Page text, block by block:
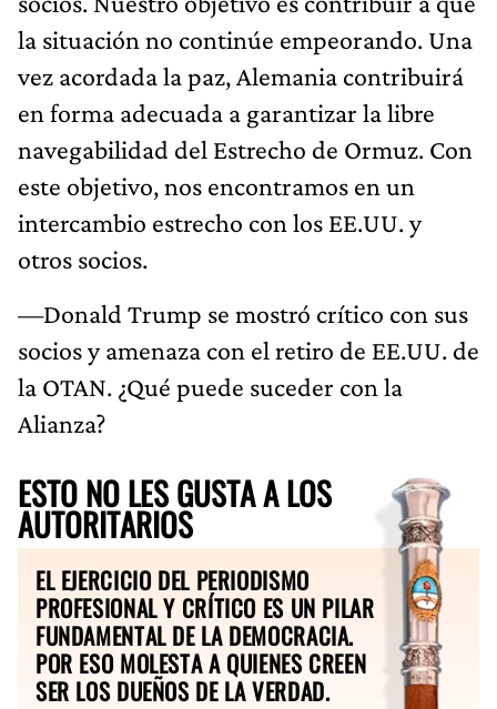
la situación no continúe empeorando. Una
vez acordada la paz, Alemania contribuirá
en forma adecuada a garantizar la libre
navegabilidad del Estrecho de Ormuz. Con
este objetivo, nos encontramos en un
intercambio estrecho con los EE.UU. y
otros socios.
—Donald Trump se mostró crítico con sus
socios y amenaza con el retiro de EE.UU. de
la OTAN. ¿Qué puede suceder con la
Alianza?
ESTO NO LES GUSTA A LOS
AUTORITARIOS
EL EJERCICIO DEL PERIODISMO
PROFESIONAL Y CRÍTICO ES UN PILAR
FUNDAMENTAL DE LA DEMOCRACIA.
POR ESO MOLESTA A QUIENES CREEN
SER LOS DUEÑOS DE LA VERDAD.